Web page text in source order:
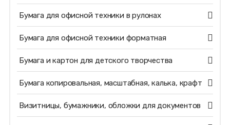
Бумага для офисной техники в рулонах
Бумага для офисной техники форматная
Бумага и картон для детского творчества
Бумага копировальная, масштабная, калька, крафт
Визитницы, бумажники, обложки для документов